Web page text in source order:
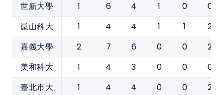
世新大學 1 6 4 1 0 0
崑山科大 1 4 4 1 1 2
嘉義大學 2 7 6 0 0 2
美和科大 1 4 3 0 0 0
臺北市大 1 4 4 0 0 2